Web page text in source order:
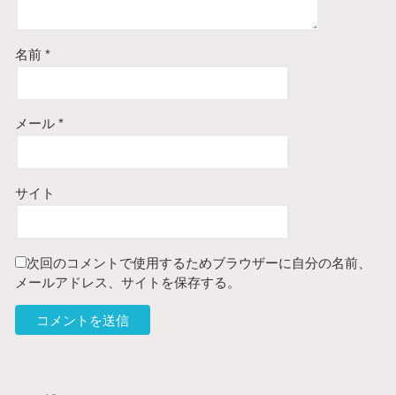
名前*
メール*
サイト
次回のコメントで使用するためブラウザーに自分の名前、
メールアドレス、サイトを保存する。